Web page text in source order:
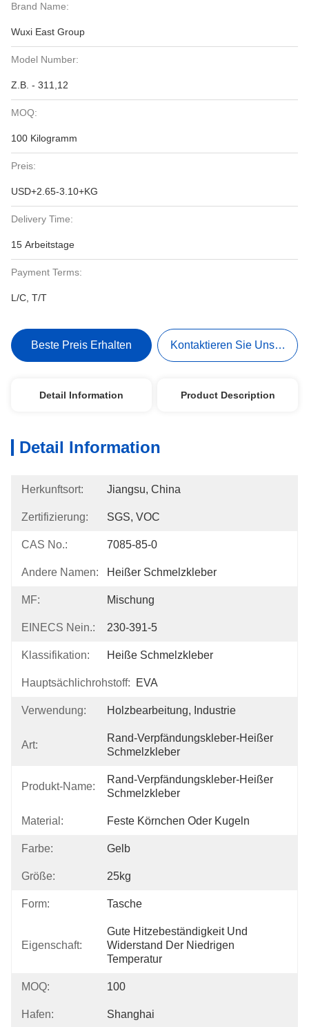
Brand Name:
Wuxi East Group
Model Number:
Z.B. - 311,12
MOQ:
100 Kilogramm
Preis:
USD+2.65-3.10+KG
Delivery Time:
15 Arbeitstage
Payment Terms:
L/C, T/T
Beste Preis Erhalten Kontaktieren Sie Uns Jetzt
Detail Information Product Description
Detail Information
Herkunftsort: Jiangsu, China
Zertifizierung: SGS, VOC
CAS No.: 7085-85-0
Andere Namen: Heißer Schmelzkleber
MF: Mischung
EINECS Nein.: 230-391-5
Klassifikation: Heiße Schmelzkleber
Hauptsächlichrohstoff: EVA
Verwendung: Holzbearbeitung, Industrie
Art:
Rand-Verpfändungskleber-Heißer
Schmelzkleber
Produkt-Name:
Rand-Verpfändungskleber-Heißer
Schmelzkleber
Material: Feste Körnchen Oder Kugeln
Farbe: Gelb
Größe: 25kg
Form: Tasche
Eigenschaft:
Gute Hitzebeständigkeit Und
Widerstand Der Niedrigen
Temperatur
MOQ: 100
Hafen: Shanghai